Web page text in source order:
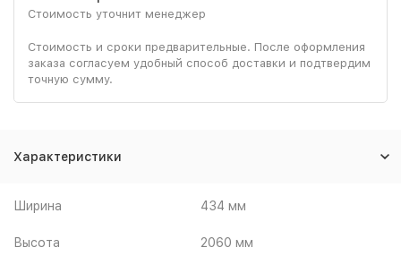
Стоимость уточнит менеджер
Стоимость и сроки предварительные. После оформления
заказа согласуем удобный способ доставки и подтвердим
точную сумму.
Характеристики
Ширина 434 мм
Высота 2060 мм